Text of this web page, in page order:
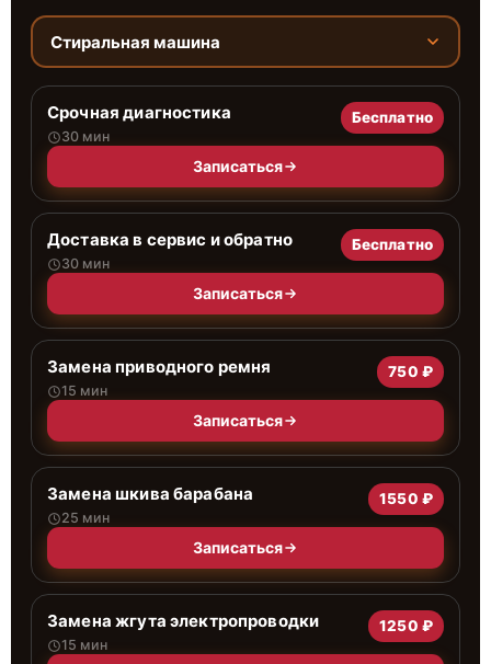
Стиральная машина
Срочная диагностика
30 мин
Бесплатно
Записаться
Доставка в сервис и обратно
30 мин
Бесплатно
Записаться
Замена приводного ремня
15 мин
750 ₽
Записаться
Замена шкива барабана
25 мин
1550 ₽
Записаться
Замена жгута электропроводки
15 мин
1250 ₽